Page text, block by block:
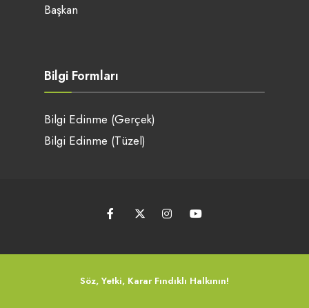
Başkan
Bilgi Formları
Bilgi Edinme (Gerçek)
Bilgi Edinme (Tüzel)
Söz, Yetki, Karar Fındıklı Halkının!